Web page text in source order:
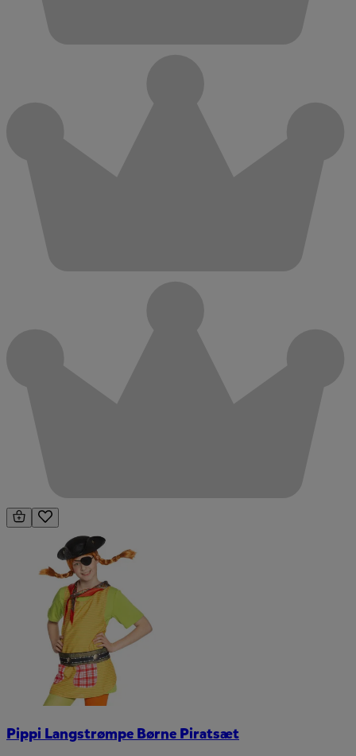
Pippi Langstrømpe Børne Piratsæt